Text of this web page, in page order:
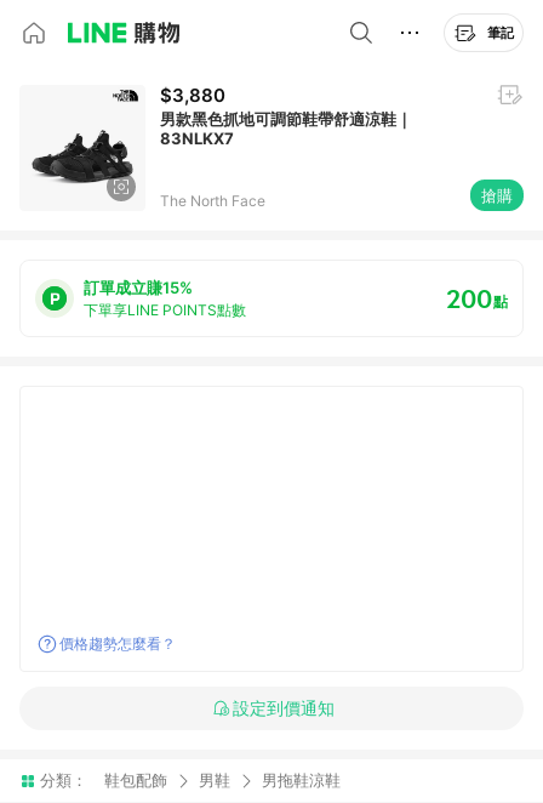
筆記
$3,880
男款黑色抓地可調節鞋帶舒適涼鞋｜
83NLKX7
The North Face 搶購
訂單成立賺15%
下單享LINE POINTS點數 200點
價格趨勢怎麼看？
設定到價通知
分類： 鞋包配飾 男鞋 男拖鞋涼鞋